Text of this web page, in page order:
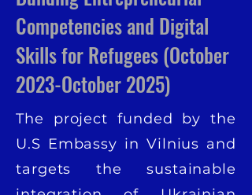
Competencies and Digital
Skills for Refugees (October
2023-October 2025)
The project funded by the
U.S Embassy in Vilnius and
targets the sustainable